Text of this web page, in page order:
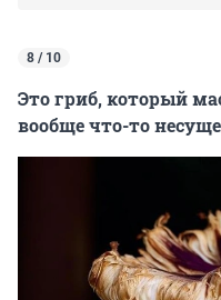
8 / 10
Это гриб, который
вообще что-то